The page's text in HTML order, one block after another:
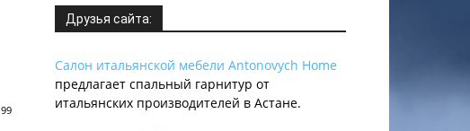
99
Друзья сайта:
Салон итальянской мебели Antonovych Home
предлагает спальный гарнитур от
итальянских производителей в Астане.